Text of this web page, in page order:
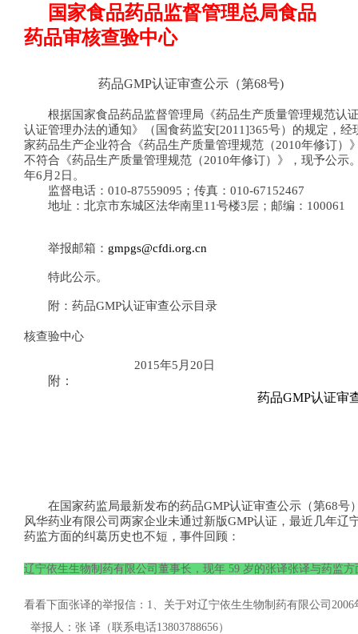
国家食品药品监督管理总局食品
药品审核查验中心
药品GMP认证审查公示（第68号)
根据国家食品药品监督管理局《药品生产质量管理规范认
认证管理办法的通知》（国食药监安[2011]365号）的规定，
家药品生产企业符合《药品生产质量管理规范（2010年修订
不符合《药品生产质量管理规范（2010年修订）》，现予公示
年6月2日。
监督电话：010-87559095；传真：010-67152467
地址：北京市东城区法华南里11号楼3层；邮编：100061
举报邮箱： gmpgs@cfdi.org.cn
特此公示。
附：药品GMP认证审查公示目录
核查验中心
2015年5月20日
附：
药品GMP认证审
在国家药监局最新发布的药品GMP认证审查公示（第68
风华药业有限公司两家企业未通过新版GMP认证，最近几年
药监方面的纠葛历史也不短，事件回顾：
辽宁依生生物制药有限公司董事长，现年 59 岁的张译张译与药监
看看下面张译的举报信：1、关于对辽宁依生生物制药有限公司
举报人：张 译（联系电话13803788656）